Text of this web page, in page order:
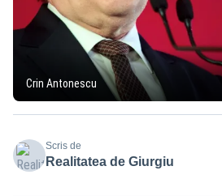
Crin Antonescu
Scris de
Realitatea de Giurgiu